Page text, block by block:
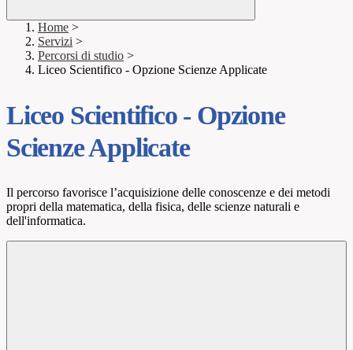
Home >
Servizi >
Percorsi di studio >
Liceo Scientifico - Opzione Scienze Applicate
Liceo Scientifico - Opzione
Scienze Applicate
Il percorso favorisce l’acquisizione delle conoscenze e dei metodi
propri della matematica, della fisica, delle scienze naturali e
dell'informatica.